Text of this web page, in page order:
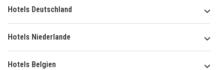
Hotels Deutschland
Hotels Niederlande
Hotels Belgien